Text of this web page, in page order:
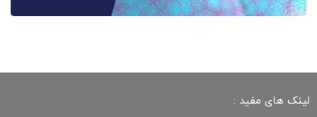
لینک های مفید :